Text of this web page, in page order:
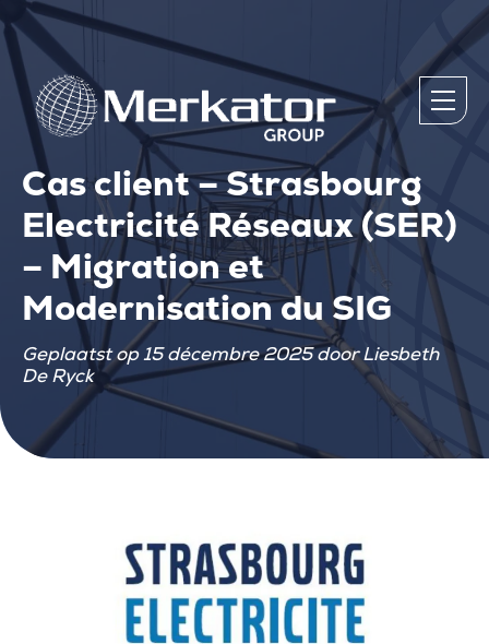
Cas client – Strasbourg
Electricité Réseaux (SER)
– Migration et
Modernisation du SIG
Geplaatst op 15 décembre 2025 door Liesbeth
De Ryck